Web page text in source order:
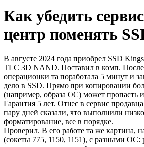
Как убедить
центр поменять
В августе 2024 года приобрел SSD
TLC 3D NAND. Поставил в комп. После
операционки та поработала 5 минут и
дело в SSD. Прямо при копировании
(например, образа ОС) может пропасть
Гарантия 5 лет. Отнес в сервис
пару дней сказали, что выполнили
форматирование, все в порядке.
Проверил. В его работе та же картина,
(сокеты 775, 1150, 1151), с разными ОС: